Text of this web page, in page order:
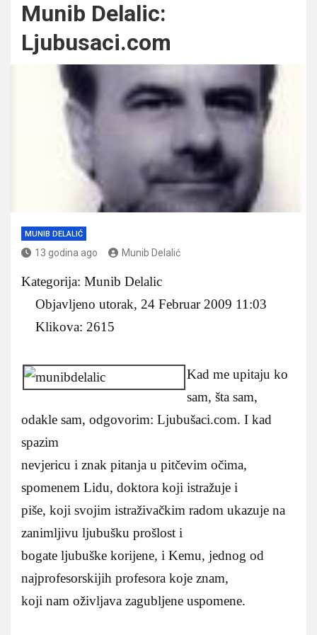
Munib Delalic:
Ljubusaci.com
MUNIB DELALIĆ
13 godina ago Munib Delalić
Kategorija: Munib Delalic
Objavljeno utorak, 24 Februar 2009 11:03
Klikova: 2615
Kad me upitaju ko
sam, šta sam,
odakle sam, odgovorim: Ljubušaci.com. I kad
spazim
nevjericu i znak pitanja u pitčevim očima,
spomenem Lidu, doktora koji istražuje i
piše, koji svojim istraživačkim radom ukazuje na
zanimljivu ljubušku prošlost i
bogate ljubuške korijene, i Kemu, jednog od
najprofesorskijih profesora koje znam,
koji nam oživljava zagubljene uspomene.